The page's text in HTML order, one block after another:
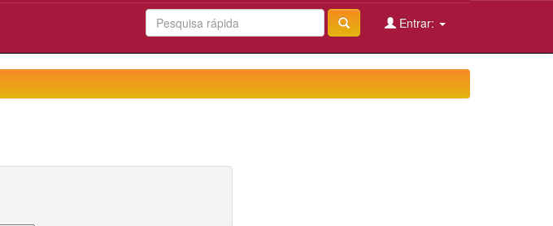
Entrar: